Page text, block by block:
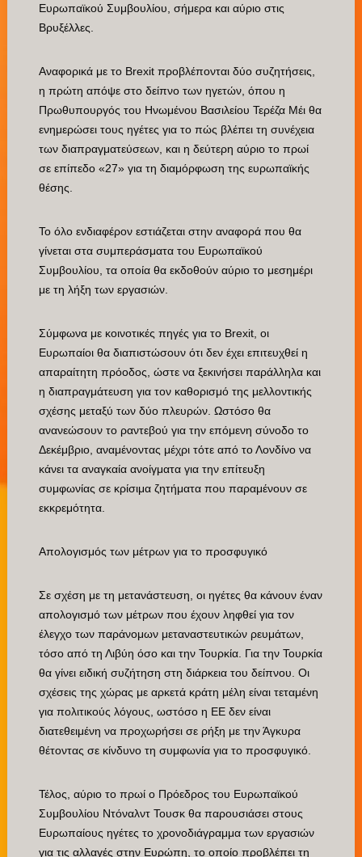
Ευρωπαϊκού Συμβουλίου, σήμερα και αύριο στις
Βρυξέλλες.
Αναφορικά με το Brexit προβλέπονται δύο συζητήσεις,
η πρώτη απόψε στο δείπνο των ηγετών, όπου η
Πρωθυπουργός του Ηνωμένου Βασιλείου Τερέζα Μέι θα
ενημερώσει τους ηγέτες για το πώς βλέπει τη συνέχεια
των διαπραγματεύσεων, και η δεύτερη αύριο το πρωί
σε επίπεδο «27» για τη διαμόρφωση της ευρωπαϊκής
θέσης.
Το όλο ενδιαφέρον εστιάζεται στην αναφορά που θα
γίνεται στα συμπεράσματα του Ευρωπαϊκού
Συμβουλίου, τα οποία θα εκδοθούν αύριο το μεσημέρι
με τη λήξη των εργασιών.
Σύμφωνα με κοινοτικές πηγές για το Brexit, οι
Ευρωπαίοι θα διαπιστώσουν ότι δεν έχει επιτευχθεί η
απαραίτητη πρόοδος, ώστε να ξεκινήσει παράλληλα και
η διαπραγμάτευση για τον καθορισμό της μελλοντικής
σχέσης μεταξύ των δύο πλευρών. Ωστόσο θα
ανανεώσουν το ραντεβού για την επόμενη σύνοδο το
Δεκέμβριο, αναμένοντας μέχρι τότε από το Λονδίνο να
κάνει τα αναγκαία ανοίγματα για την επίτευξη
συμφωνίας σε κρίσιμα ζητήματα που παραμένουν σε
εκκρεμότητα.
Απολογισμός των μέτρων για το προσφυγικό
Σε σχέση με τη μετανάστευση, οι ηγέτες θα κάνουν έναν
απολογισμό των μέτρων που έχουν ληφθεί για τον
έλεγχο των παράνομων μεταναστευτικών ρευμάτων,
τόσο από τη Λιβύη όσο και την Τουρκία. Για την Τουρκία
θα γίνει ειδική συζήτηση στη διάρκεια του δείπνου. Οι
σχέσεις της χώρας με αρκετά κράτη μέλη είναι τεταμένη
για πολιτικούς λόγους, ωστόσο η ΕΕ δεν είναι
διατεθειμένη να προχωρήσει σε ρήξη με την Άγκυρα
θέτοντας σε κίνδυνο τη συμφωνία για το προσφυγικό.
Τέλος, αύριο το πρωί ο Πρόεδρος του Ευρωπαϊκού
Συμβουλίου Ντόναλντ Τουσκ θα παρουσιάσει στους
Ευρωπαίους ηγέτες το χρονοδιάγραμμα των εργασιών
για τις αλλαγές στην Ευρώπη, το οποίο προβλέπει τη